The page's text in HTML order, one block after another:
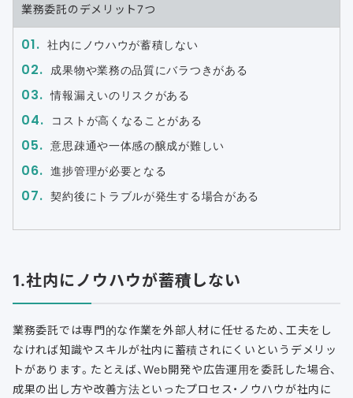
業務委託のデメリット7つ
社内にノウハウが蓄積しない
成果物や業務の品質にバラつきがある
情報漏えいのリスクがある
コストが高くなることがある
意思疎通や一体感の醸成が難しい
進捗管理が必要となる
契約後にトラブルが発生する場合がある
1.社内にノウハウが蓄積しない
業務委託では専門的な作業を外部人材に任せるため、工夫をし
なければ知識やスキルが社内に蓄積されにくいというデメリッ
トがあります。たとえば、Web開発や広告運用を委託した場合、
成果の出し方や改善方法といったプロセス・ノウハウが社内に